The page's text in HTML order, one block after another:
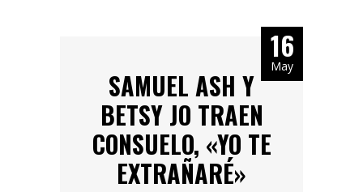
16
May
SAMUEL ASH Y
BETSY JO TRAEN
CONSUELO, «YO TE
EXTRAÑARÉ»